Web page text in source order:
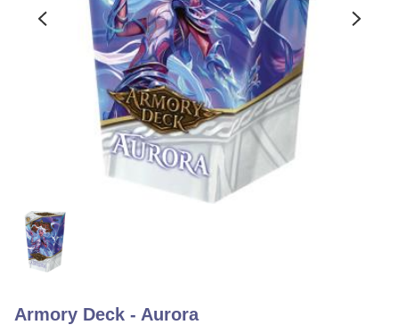
Armory Deck - Aurora